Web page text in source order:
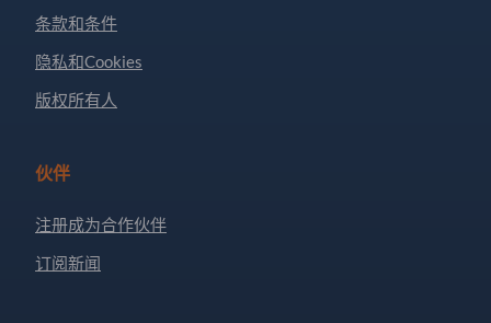
条款和条件
隐私和Cookies
版权所有人
伙伴
注册成为合作伙伴
订阅新闻